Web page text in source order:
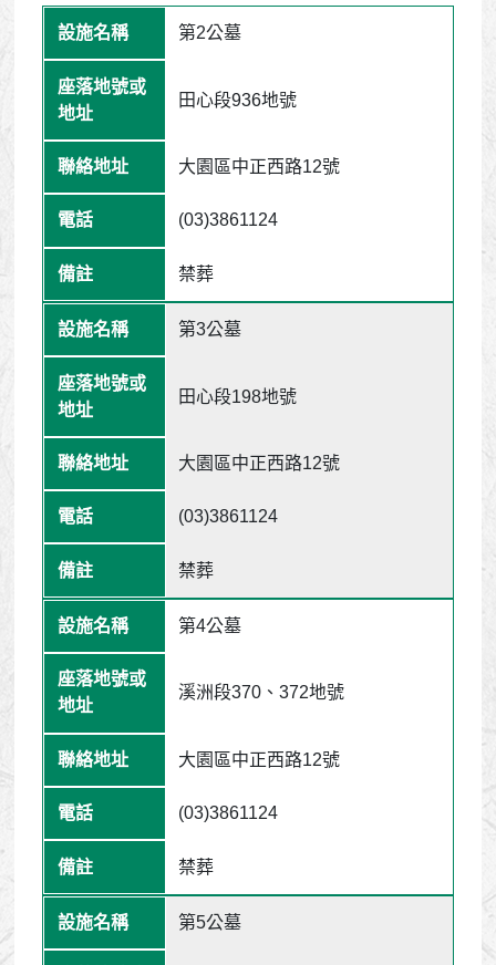
第2公墓
田心段936地號
大園區中正西路12號
(03)3861124
禁葬
第3公墓
田心段198地號
大園區中正西路12號
(03)3861124
禁葬
第4公墓
溪洲段370、372地號
大園區中正西路12號
(03)3861124
禁葬
第5公墓